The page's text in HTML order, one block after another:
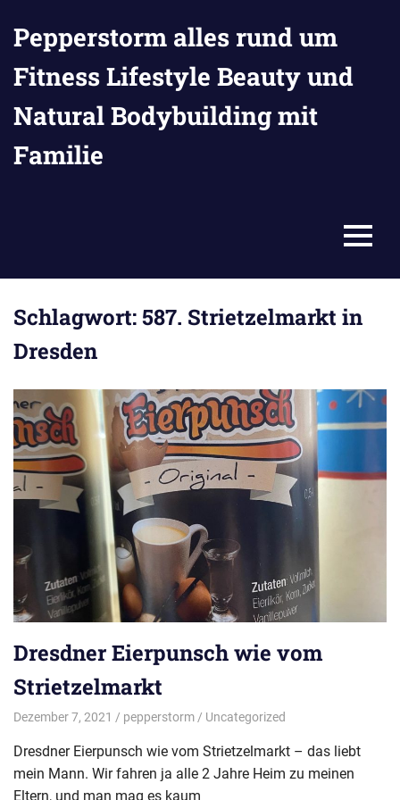
Inhalt
springen
Pepperstorm alles rund um
Fitness Lifestyle Beauty und
Natural Bodybuilding mit
Familie
MENU
Schlagwort:587. Strietzelmarkt in
Dresden
Dresdner Eierpunsch wie vom
Strietzelmarkt
Dezember 7, 2021 pepperstorm Uncategorized
Dresdner Eierpunsch wie vom Strietzelmarkt – das liebt
mein Mann. Wir fahren ja alle 2 Jahre Heim zu meinen
Eltern, und man mag es kaum